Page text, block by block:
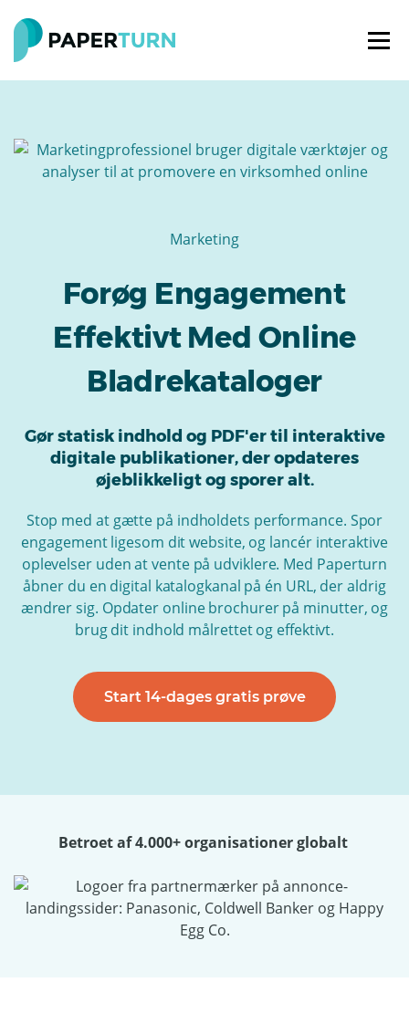
Marketing
Forøg Engagement
Effektivt Med Online
Bladrekataloger
Gør statisk indhold og PDF'er til interaktive
digitale publikationer, der opdateres
øjeblikkeligt og sporer alt.
Stop med at gætte på indholdets performance. Spor
engagement ligesom dit website, og lancér interaktive
oplevelser uden at vente på udviklere. Med Paperturn
åbner du en digital katalogkanal på én URL, der aldrig
ændrer sig. Opdater online brochurer på minutter, og
brug dit indhold målrettet og effektivt.
Start 14-dages gratis prøve
Betroet af 4.000+ organisationer globalt